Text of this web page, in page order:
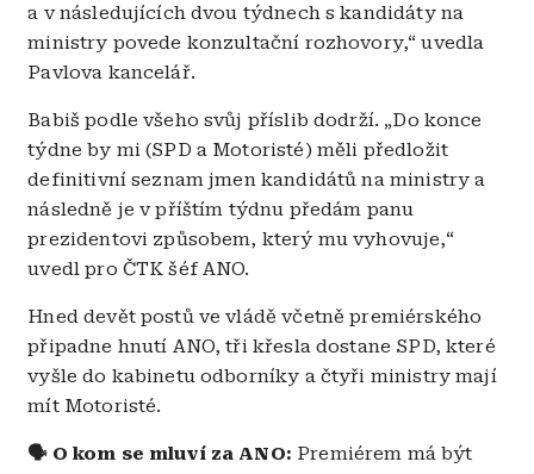
a v následujících dvou týdnech s kandidáty na
ministry povede konzultační rozhovory,“ uvedla
Pavlova kancelář.
Babiš podle všeho svůj příslib dodrží. „Do konce
týdne by mi (SPD a Motoristé) měli předložit
definitivní seznam jmen kandidátů na ministry a
následně je v příštím týdnu předám panu
prezidentovi způsobem, který mu vyhovuje,“
uvedl pro ČTK šéf ANO.
Hned devět postů ve vládě včetně premiérského
připadne hnutí ANO, tři křesla dostane SPD, které
vyšle do kabinetu odborníky a čtyři ministry mají
mít Motoristé.
🗣️ O kom se mluví za ANO: Premiérem má být